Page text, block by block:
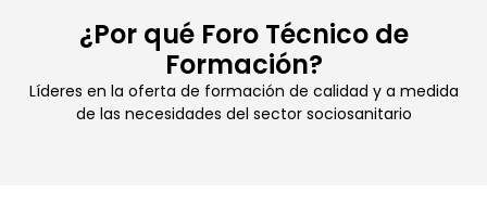
¿Por qué Foro Técnico de
Formación?
Líderes en la oferta de formación de calidad y a medida
de las necesidades del sector sociosanitario